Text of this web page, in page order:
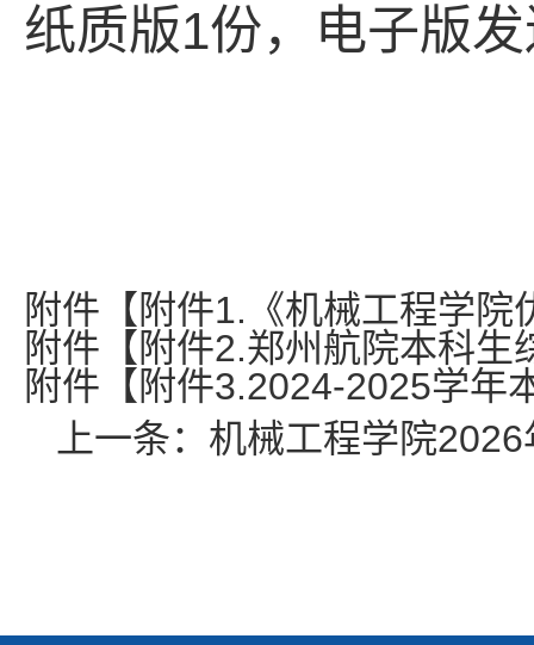
纸质版1份，电子版
附件【 附件1.《机械工程学
附件【 附件2.郑州航院本科生
附件【 附件3.2024-2025学年
上一条： 机械工程学院